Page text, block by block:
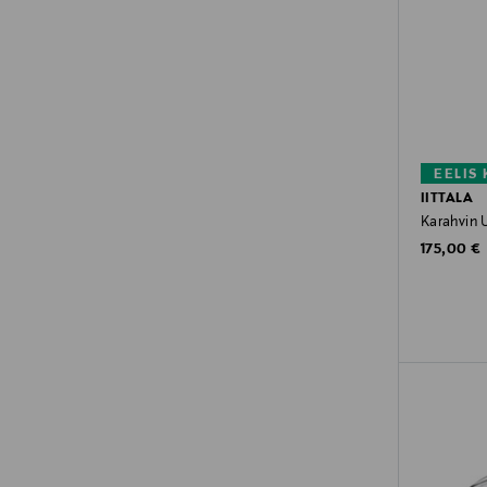
EELIS
IITTALA
Karahvin
Original
175,00 €